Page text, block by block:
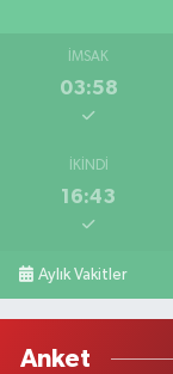
İMSAK
03:58
İKINDI
16:43
Aylık Vakitler
Anket